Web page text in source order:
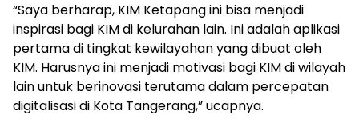
“Saya berharap, KIM Ketapang ini bisa menjadi
inspirasi bagi KIM di kelurahan lain. Ini adalah aplikasi
pertama di tingkat kewilayahan yang dibuat oleh
KIM. Harusnya ini menjadi motivasi bagi KIM di wilayah
lain untuk berinovasi terutama dalam percepatan
digitalisasi di Kota Tangerang,” ucapnya.